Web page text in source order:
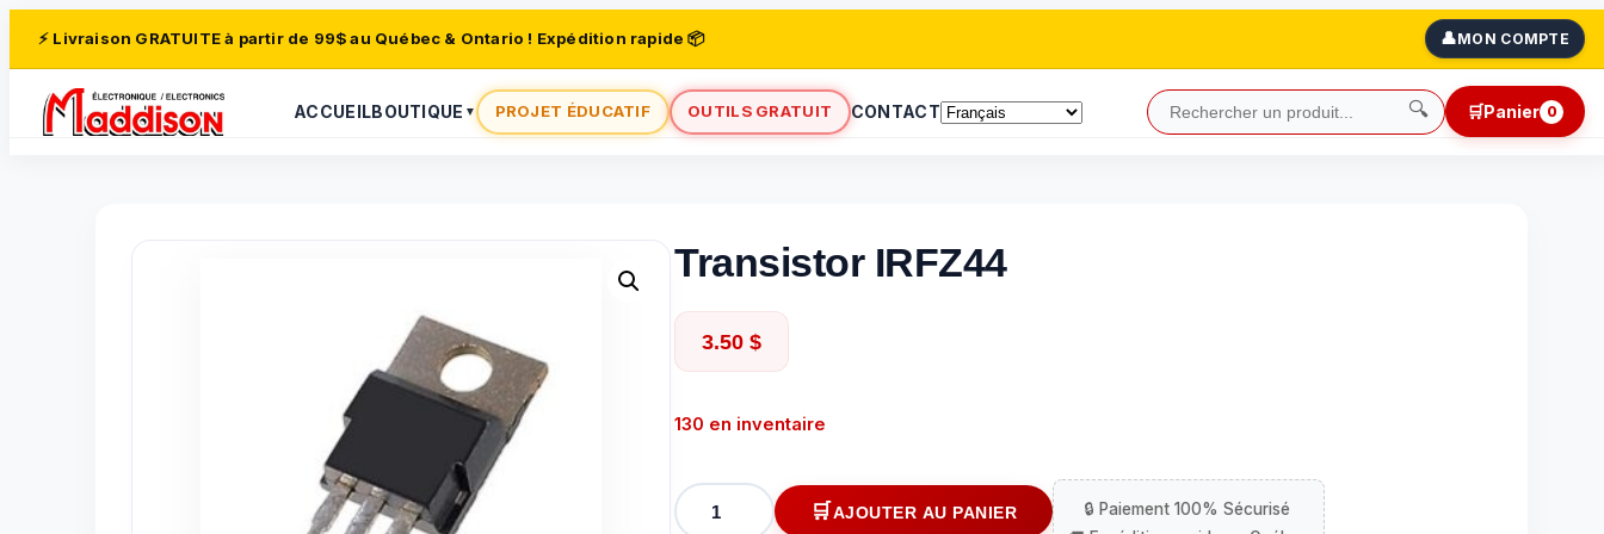
⚡ Livraison GRATUITE à partir de 99$ au Québec & Ontario ! Expédition rapide 📦 👤MON COMPTE
ACCUEILBOUTIQUE ▼ PROJET ÉDUCATIF OUTILS GRATUIT CONTACT 🔍 🛒Panier 0
Transistor IRFZ44
3.50 $
130 en inventaire
quantité
de
AJOUTER AU PANIER